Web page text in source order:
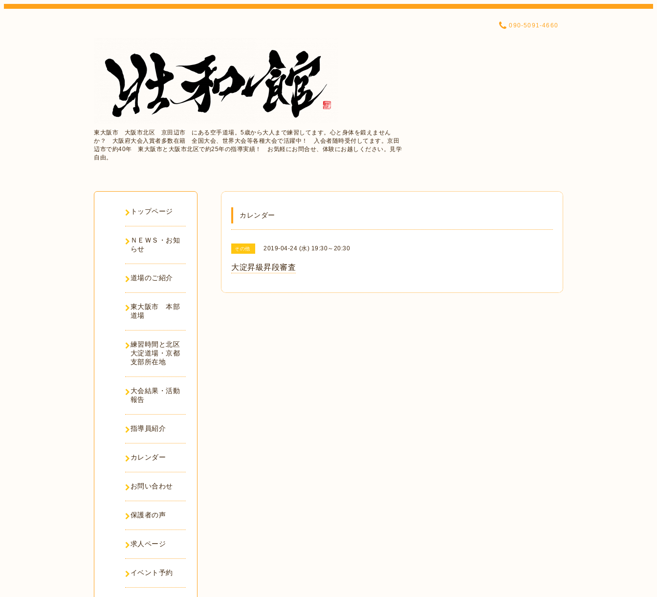
東大阪市 大阪市北区 京田辺市 にある空手道場。5歳から大人まで練習してます。心と身体を鍛えません
か？ 大阪府大会入賞者多数在籍 全国大会、世界大会等各種大会で活躍中！ 入会者随時受付してます。京田
辺市で約40年 東大阪市と大阪市北区で約25年の指導実績！ お気軽にお問合せ、体験にお越しください。見学
自由。
090-5091-4660
カレンダー
その他 2019-04-24 (水) 19:30～20:30
大淀昇級昇段審査
トップページ
ＮＥＷＳ・お知
らせ
道場のご紹介
東大阪市 本部
道場
練習時間と北区
大淀道場・京都
支部所在地
大会結果・活動
報告
指導員紹介
カレンダー
お問い合わせ
保護者の声
求人ページ
イベント予約